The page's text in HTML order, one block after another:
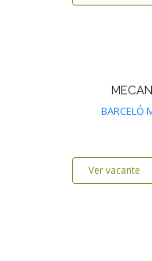
BARCELÓ
Ver vacante